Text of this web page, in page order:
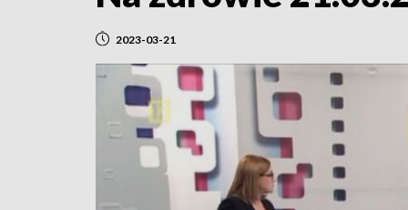
2023-03-21